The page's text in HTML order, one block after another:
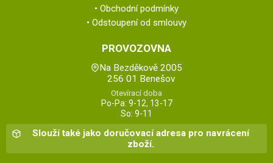
Obchodní podmínky
Odstoupení od smlouvy
PROVOZOVNA
Na Bezděkově 2005
256 01 Benešov
Otevírací doba
Po-Pa: 9-12, 13-17
So: 9-11
Slouží také jako doručovací adresa pro navrácení
zboží.